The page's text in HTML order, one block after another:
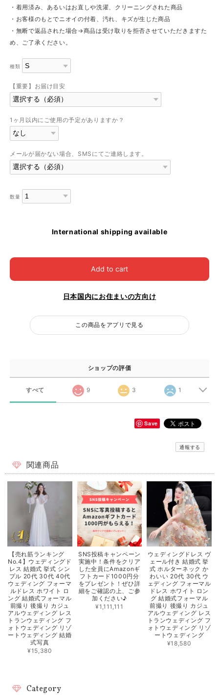
・着用済み、あるいはお直しや洗濯、クリーニングされた商品
・お客様のもとでニオイの付着、汚れ、キズが生じた商品
・無断で返品された場合→商品は受け取りを拒否させていただきますた
め、ご了承ください。
種類
【重要】お届け目安
1ヶ月以内にご使用の予定がありますか？
メールが届かない場合、SMSにてご連絡します。
数量
International shipping available
Add to cart
日本国内にお住まいの方向け
この商品をアプリで見る
ショップの評価
すべて 9 3 1
Save
通報する
関連商品
【売れ筋ランキング
No.4】ウェディングド
レス 結婚式 挙式 シン
プル 20代 30代 40代
ウェディング フォーマ
ルドレス ホワイト ロ
ング 結婚式フォーマル
前撮り 後撮り カジュ
アルウェディング レス
トランウェディング フ
ォトウェディング リゾ
ートウェディング 結婚
式写真
¥15,380
SNS投稿キャンペーン
実施中！条件をクリア
した全員にAmazonギ
フトカード1000円分
をプレゼント！ぜひ詳
細をご確認の上、ご参
加ください♪
¥1,111,111
ウェディングドレス ヴ
ェール付き 結婚式 挙
式 ホルターネック か
わいい 20代 30代 ウ
ェディング フォーマル
ドレス ホワイト ロン
グ 結婚式フォーマル
前撮り 後撮り カジュ
アルウェディング レス
トランウェディング フ
ォトウェディング リゾ
ートウェディング
¥18,580
Category